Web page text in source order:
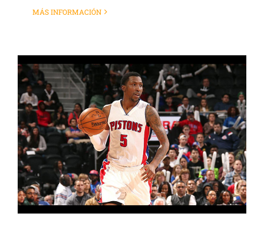
MÁS INFORMACIÓN